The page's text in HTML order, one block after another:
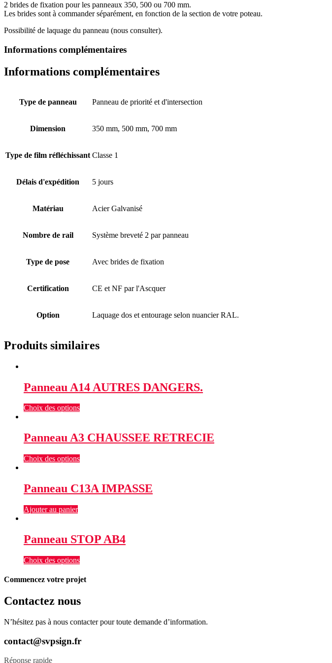
2 brides de fixation pour les panneaux 350, 500 ou 700 mm.
Les brides sont à commander séparément, en fonction de la section de votre poteau.
Possibilité de laquage du panneau (nous consulter).
Informations complémentaires
Informations complémentaires
Type de panneau Panneau de priorité et d'intersection
Dimension 350 mm, 500 mm, 700 mm
Type de film réfléchissant Classe 1
Délais d'expédition 5 jours
Matériau Acier Galvanisé
Nombre de rail Système breveté 2 par panneau
Type de pose Avec brides de fixation
Certification CE et NF par l'Ascquer
Option Laquage dos et entourage selon nuancier RAL.
Produits similaires
Panneau A14 AUTRES DANGERS.
Choix des options
Panneau A3 CHAUSSEE RETRECIE
Choix des options
Panneau C13A IMPASSE
Ajouter au panier
Panneau STOP AB4
Choix des options
Commencez votre projet
Contactez nous
N’hésitez pas à nous contacter pour toute demande d’information.
contact@svpsign.fr
Réponse rapide